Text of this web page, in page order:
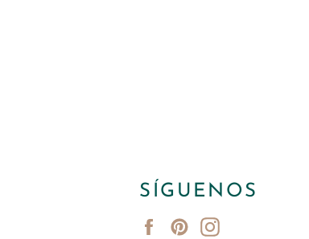
SÍGUENOS
FacebookPinterest